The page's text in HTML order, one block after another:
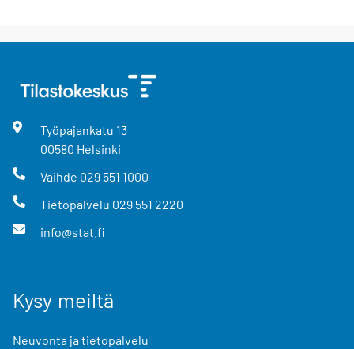
Työpajankatu 13
00580 Helsinki
Vaihde 029 551 1000
Tietopalvelu 029 551 2220
info@stat.fi
Kysy meiltä
Neuvonta ja tietopalvelu